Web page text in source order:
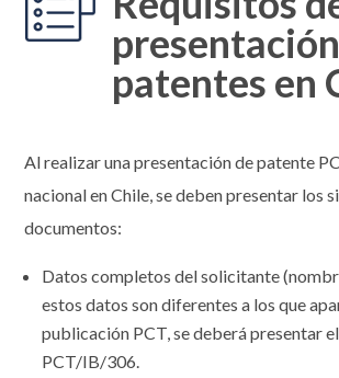
patentes en
Al realizar una presentación de patente
nacional en Chile, se deben presentar los
documentos:
Datos completos del solicitante
estos datos son diferentes a los que
publicación PCT, se deberá presentar
PCT/IB/306.